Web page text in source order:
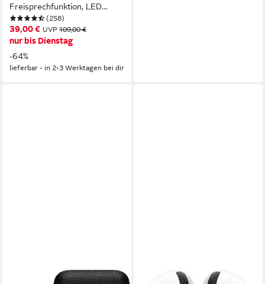
Freisprechfunktion, LED
Ladestandsanzeige, Multi-
Point-Verbindung,
Rauschunterdrückung,
Sprachsteuerung, kompatibel
(258)
39,00 € UVP 109,00 €
nur bis Dienstag
-64%
lieferbar - in 2-3 Werktagen bei dir